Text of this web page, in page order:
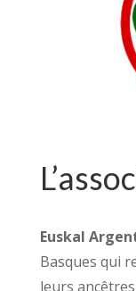
Euskal
Basques qui
leurs